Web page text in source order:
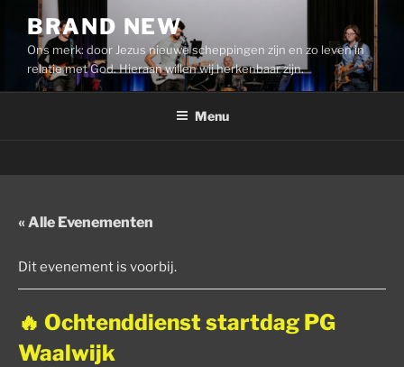
inhoud
BRAND NEW
Ons merk: door Jezus nieuwe scheppingen zijn en zo leven in
relatie met God. Hieraan willen wij herkenbaar zijn.
Menu
« Alle Evenementen
Dit evenement is voorbij.
🔥 Ochtenddienst startdag PG
Waalwijk